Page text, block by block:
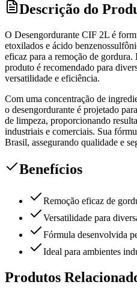
Descrição do
O Desengordurante CIF 2L é
etoxilados e ácido
eficaz para a remoção de gordura.
produto é recomendado para
versatilidade e eficiência.
Com uma concentração de
o desengordurante é projetado
de limpeza, proporcionando
industriais e comerciais. Sua
Brasil, assegurando qualidade e
Benefícios
Remoção eficaz de
Versatilidade para
Fórmula desenvolvida
Ideal para ambientes
Produtos